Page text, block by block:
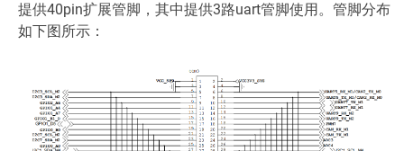
提供40pin扩展管脚，其中提供3路uart管脚使用。管脚分布
如下图所示：